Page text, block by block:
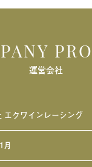
運営会社
エクワインレーシング
月